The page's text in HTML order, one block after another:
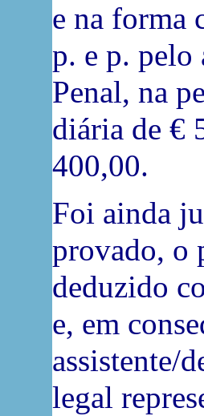
e na forma
p. e p. pelo
Penal, na
diária de €
400,00.
Foi ainda
provado, o
deduzido
e, em
assistente/
legal